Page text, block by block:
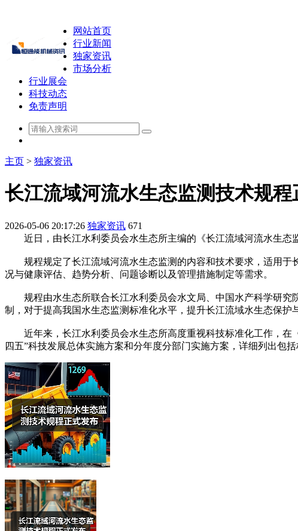
网站首页
行业新闻
独家资讯
市场分析
行业展会
科技动态
免责声明
主页 > 独家资讯
长江流域河流水生态监测技术规程
2026-05-06 20:17:26 独家资讯 671
近日，由长江水利委员会水生态所主编的《长江流域河流水生态
规程规定了长江流域河流水生态监测的内容和技术要求，适用于
况与健康评估、趋势分析、问题诊断以及管理措施制定等需求。
规程由水生态所联合长江水利委员会水文局、中国水产科学研究
制，对于提高我国水生态监测标准化水平，提升长江流域水生态保护
近年来，长江水利委员会水生态所高度重视科技标准化工作，在
四五”科技发展总体实施方案和分年度分部门实施方案，详细列出包